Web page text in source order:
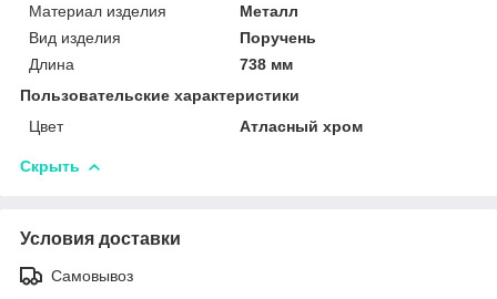
Материал изделия
Металл
Вид изделия
Поручень
Длина
738 мм
Пользовательские характеристики
Цвет
Атласный хром
Скрыть
Условия доставки
Самовывоз